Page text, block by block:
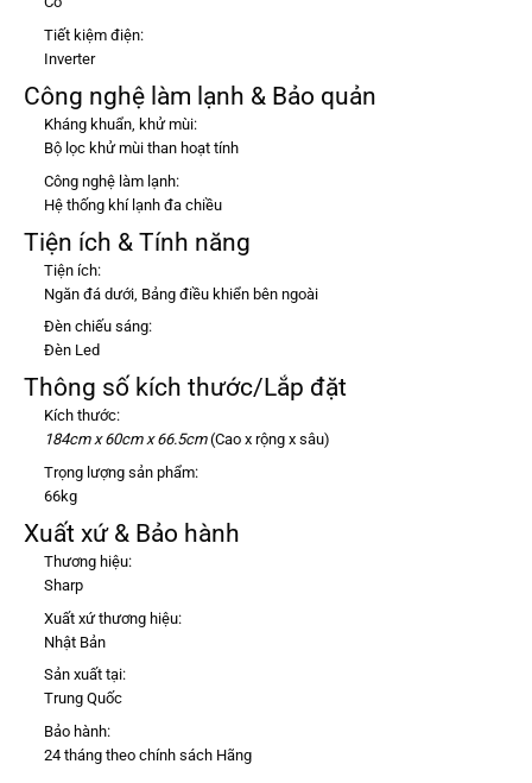
Tiết kiệm điện:
Inverter
Công nghệ làm lạnh & Bảo quản
Kháng khuẩn, khử mùi:
Bộ lọc khử mùi than hoạt tính
Công nghệ làm lạnh:
Hệ thống khí lạnh đa chiều
Tiện ích & Tính năng
Tiện ích:
Ngăn đá dưới, Bảng điều khiển bên ngoài
Đèn chiếu sáng:
Đèn Led
Thông số kích thước/Lắp đặt
Kích thước:
184cm x 60cm x 66.5cm(Cao x rộng x sâu)
Trọng lượng sản phẩm:
66kg
Xuất xứ & Bảo hành
Thương hiệu:
Sharp
Xuất xứ thương hiệu:
Nhật Bản
Sản xuất tại:
Trung Quốc
Bảo hành:
24 tháng theo chính sách Hãng